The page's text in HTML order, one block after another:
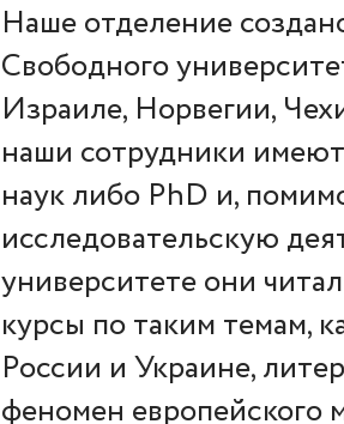
Наше отделение
Свободного
Израиле, Норвегии,
наши сотрудники
наук либо PhD и,
исследовательскую
университете они
курсы по таким темам,
России и Украине,
феномен европейского